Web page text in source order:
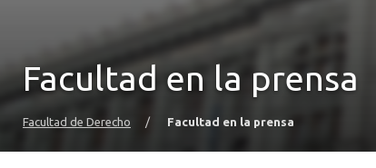
Facultad en la prensa
Facultad de Derecho / Facultad en la prensa